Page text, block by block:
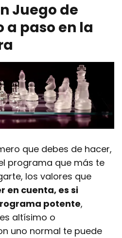
Juego de
a paso en la
que debes de hacer,
programa que más te
los valores que
en cuenta, es si
potente,
altísimo o
uno normal te puede